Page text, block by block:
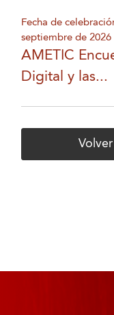
Fecha de
septiembre de 2026
AMETIC
Digital y las...